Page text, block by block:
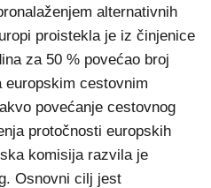
alternativnih
proistekla je iz činjenice
za 50 % povećao broj
cestovnim
povećanje cestovnog
protočnosti europskih
komisija razvila je
Osnovni cilj jest